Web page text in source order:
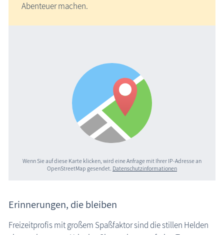
Abenteuer machen.
Wenn Sie auf diese Karte klicken, wird eine Anfrage mit Ihrer IP-Adresse an
OpenStreetMap gesendet. Datenschutzinformationen
Erinnerungen, die bleiben
Freizeitprofis mit großem Spaßfaktor sind die stillen Helden